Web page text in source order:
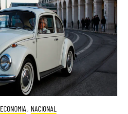
ECONOMIA , NACIONAL